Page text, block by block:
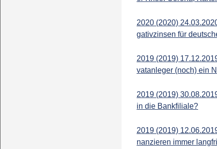
2020 (2020)
gativzinsen für
2019 (2019)
vatanleger (noch) ein
2019 (2019)
in die Bankfiliale?
2019 (2019)
nanzieren immer